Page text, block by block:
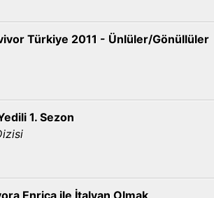
Türkiye 2011 - Ünlüler/Gönüllüler
1. Sezon
Enrica ile İtalyan Olmak